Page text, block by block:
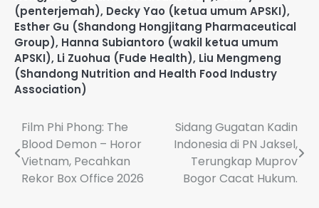
(penterjemah), Decky Yao (ketua umum APSKI),
Esther Gu (Shandong Hongjitang Pharmaceutical
Group), Hanna Subiantoro (wakil ketua umum
APSKI), Li Zuohua (Fude Health), Liu Mengmeng
(Shandong Nutrition and Health Food Industry
Association)
Navigasi
pos
Film Phi Phong: The
Blood Demon – Horor
Vietnam, Pecahkan
Rekor Box Office 2026
Sidang Gugatan Kadin
Indonesia di PN Jaksel,
Terungkap Muprov
Bogor Cacat Hukum.